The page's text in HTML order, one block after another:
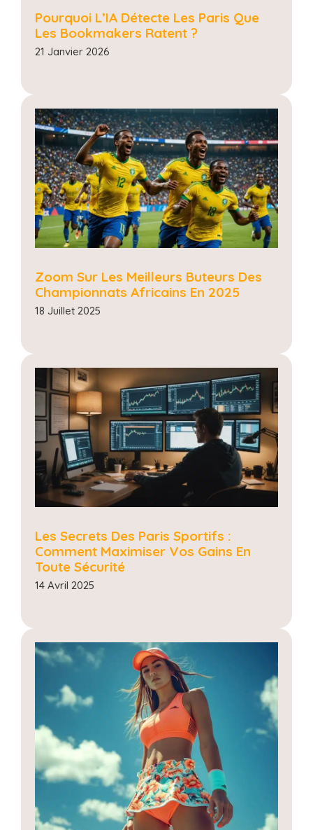
Pourquoi L’IA Détecte Les Paris Que
Les Bookmakers Ratent ?
21 Janvier 2026
Zoom Sur Les Meilleurs Buteurs Des
Championnats Africains En 2025
18 Juillet 2025
Les Secrets Des Paris Sportifs :
Comment Maximiser Vos Gains En
Toute Sécurité
14 Avril 2025